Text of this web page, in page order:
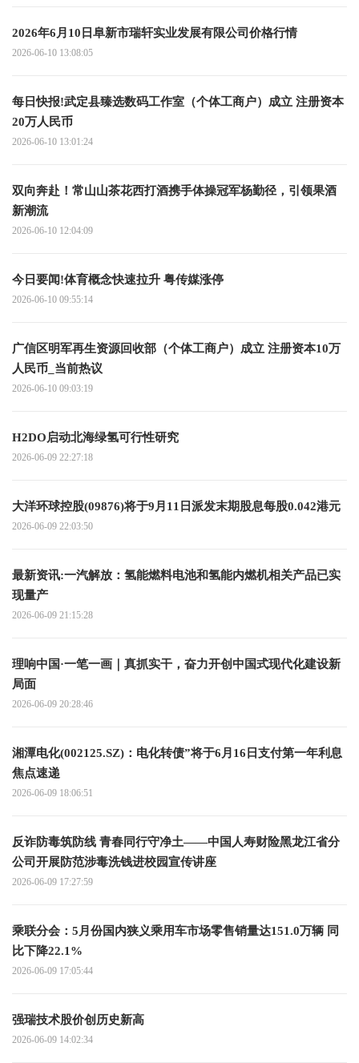
2026年6月10日阜新市瑞轩实业发展有限公司价格行情
2026-06-10 13:08:05
每日快报!武定县臻选数码工作室（个体工商户）成立 注册资本
20万人民币
2026-06-10 13:01:24
双向奔赴！常山山茶花西打酒携手体操冠军杨勤径，引领果酒
新潮流
2026-06-10 12:04:09
今日要闻!体育概念快速拉升 粤传媒涨停
2026-06-10 09:55:14
广信区明军再生资源回收部（个体工商户）成立 注册资本10万
人民币_当前热议
2026-06-10 09:03:19
H2DO启动北海绿氢可行性研究
2026-06-09 22:27:18
大洋环球控股(09876)将于9月11日派发末期股息每股0.042港元
2026-06-09 22:03:50
最新资讯:一汽解放：氢能燃料电池和氢能内燃机相关产品已实
现量产
2026-06-09 21:15:28
理响中国·一笔一画｜真抓实干，奋力开创中国式现代化建设新
局面
2026-06-09 20:28:46
湘潭电化(002125.SZ)：电化转债”将于6月16日支付第一年利息
焦点速递
2026-06-09 18:06:51
反诈防毒筑防线 青春同行守净土——中国人寿财险黑龙江省分
公司开展防范涉毒洗钱进校园宣传讲座
2026-06-09 17:27:59
乘联分会：5月份国内狭义乘用车市场零售销量达151.0万辆 同
比下降22.1%
2026-06-09 17:05:44
强瑞技术股价创历史新高
2026-06-09 14:02:34